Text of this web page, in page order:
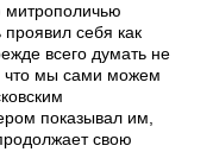
митрополичью
себя как
всего думать не
что мы сами можем
показывал им,
свою